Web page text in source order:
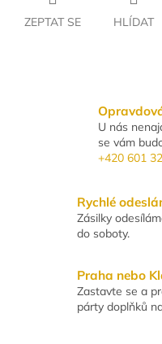
ZEPTAT SE HLÍDAT
U nás
se vám
+420 601
Rychlé
Zásilky
do soboty.
Praha nebo
Zastavte se a
párty doplňků